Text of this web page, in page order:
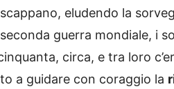
eludendo la
guerra mondiale, i
circa, e tra loro
a guidare con coraggio la